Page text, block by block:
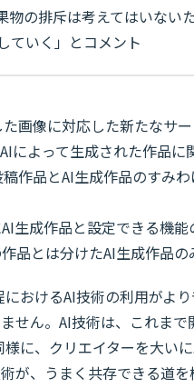
物の排斥は考えてはいな
ていく」とコメント
画像に対応した新たなサ
によって生成された作品
作品とAI生成作品のすみ
生成作品と設定できる機
品とは分けたAI生成作品の
おけるAI技術の利用がよ
せん。AI技術は、これま
に、クリエイターを大い
が、うまく共存できる道